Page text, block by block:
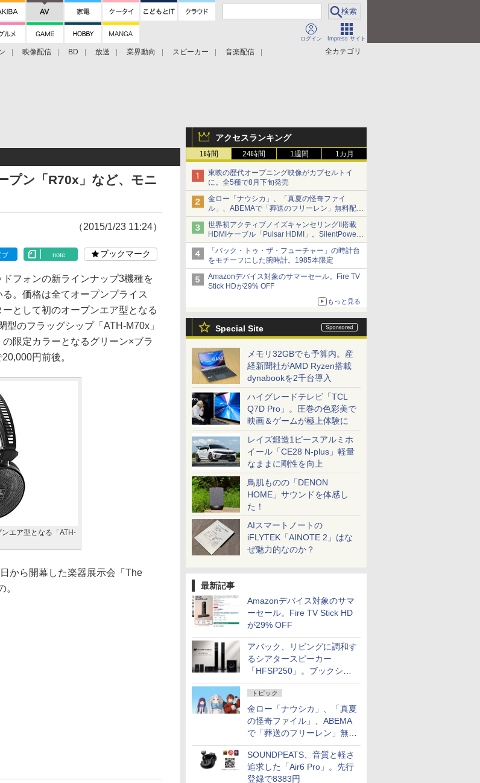
ログイン Impress サイト
全カテゴリ
映像配信 BD 放送 業界動向 スピーカー
音楽配信
アクセスランキング
1時間 24時間 1週間 1カ月
東映の歴代オープニング映像がカプセルトイ
に。全5種で8月下旬発売
金ロー「ナウシカ」、「真夏の怪奇ファイ
ル」、ABEMAで「葬送のフリーレン」無料配信
など。夏の特番・配信情報
世界初アクティブノイズキャンセリングII搭載
HDMIケーブル「Pulsar HDMI」。SilentPower
から
「バック・トゥ・ザ・フューチャー」の時計台
をモチーフにした腕時計。1985本限定
Amazonデバイス対象のサマーセール。Fire TV
Stick HDが29% OFF
もっと見る
Special Site
メモリ32GBでも予算内。産
経新聞社がAMD Ryzen搭載
dynabookを2千台導入
ハイグレードテレビ「TCL
Q7D Pro」。圧巻の色彩美で
映画＆ゲームが極上体験に
レイズ鍛造1ピースアルミホ
イール「CE28 N-plus」軽量
なままに剛性を向上
鳥肌ものの「DENON
HOME」サウンドを体感し
た！
AIスマートノートの
iFLYTEK「AINOTE 2」はな
ぜ魅力的なのか？
最新記事
Amazonデバイス対象のサマ
ーセール。Fire TV Stick HD
が29% OFF
アバック、リビングに調和す
るシアタースピーカー
「HFSP250」。ブックシェ
ルフはペア3万円以下
トピック
金ロー「ナウシカ」、「真夏
の怪奇ファイル」、ABEMA
で「葬送のフリーレン」無料
配信など。夏の特番・配信情
報
SOUNDPEATS、音質と軽さ
追求した「Air6 Pro」。先行
登録で8383円
プン「R70x」など、モニ
（2015/1/23 11:24）
ブ note ブックマーク
フォンの新ラインナップ3機種を
。価格は全てオープンプライス
として初のオープンエア型となる
型のフラッグシップ「ATH-M70x」
限定カラーとなるグリーン×ブラ
円前後。
エア型となる「ATH-
から開幕した楽器展示会「The
。